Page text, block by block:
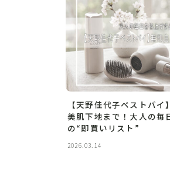
【天野佳代子ベストバ
美肌下地まで！大人の毎
の“即買いリスト”
2026.03.14